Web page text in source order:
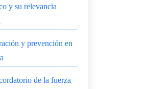
y su relevancia
y prevención en
de la fuerza